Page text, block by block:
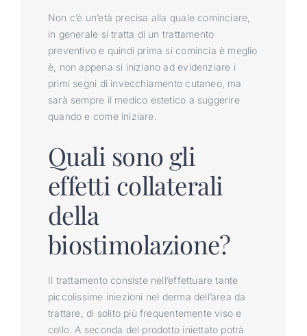
Non c’è un’età precisa alla quale cominciare,
in generale si tratta di un trattamento
preventivo e quindi prima si comincia è meglio
è, non appena si iniziano ad evidenziare i
primi segni di invecchiamento cutaneo, ma
sarà sempre il medico estetico a suggerire
quando e come iniziare.
Quali sono gli
effetti collaterali
della
biostimolazione?
Il trattamento consiste nell’effettuare tante
piccolissime iniezioni nel derma dell’area da
trattare, di solito più frequentemente viso e
collo. A seconda del prodotto iniettato potrà